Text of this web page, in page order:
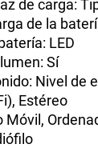
de carga:
de la
LED
Sí
Nivel de
Estéreo
Móvil,